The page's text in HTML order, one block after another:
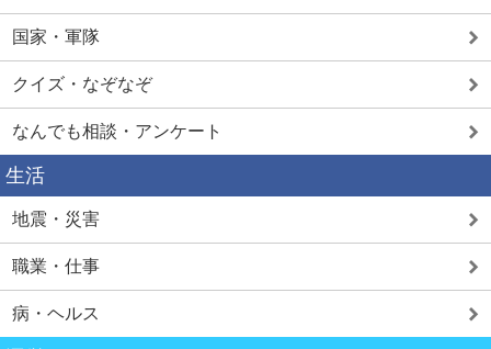
国家・軍隊
クイズ・なぞなぞ
なんでも相談・アンケート
生活
地震・災害
職業・仕事
病・ヘルス